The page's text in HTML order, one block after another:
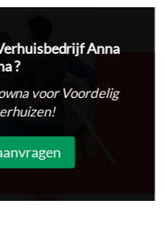
Anna
?
voor Voordelig